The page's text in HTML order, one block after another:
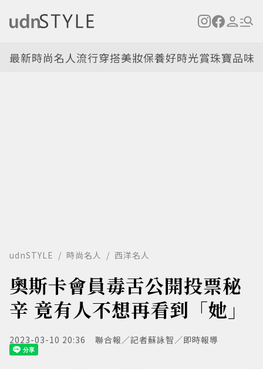
最新時尚名人流行穿搭美妝保養好時光賞珠寶品味
udnSTYLE 時尚名人 西洋名人
奧斯卡會員毒舌公開投票秘
辛 竟有人不想再看到「她」
2023-03-10 20:36 聯合報／記者蘇詠智／即時報導